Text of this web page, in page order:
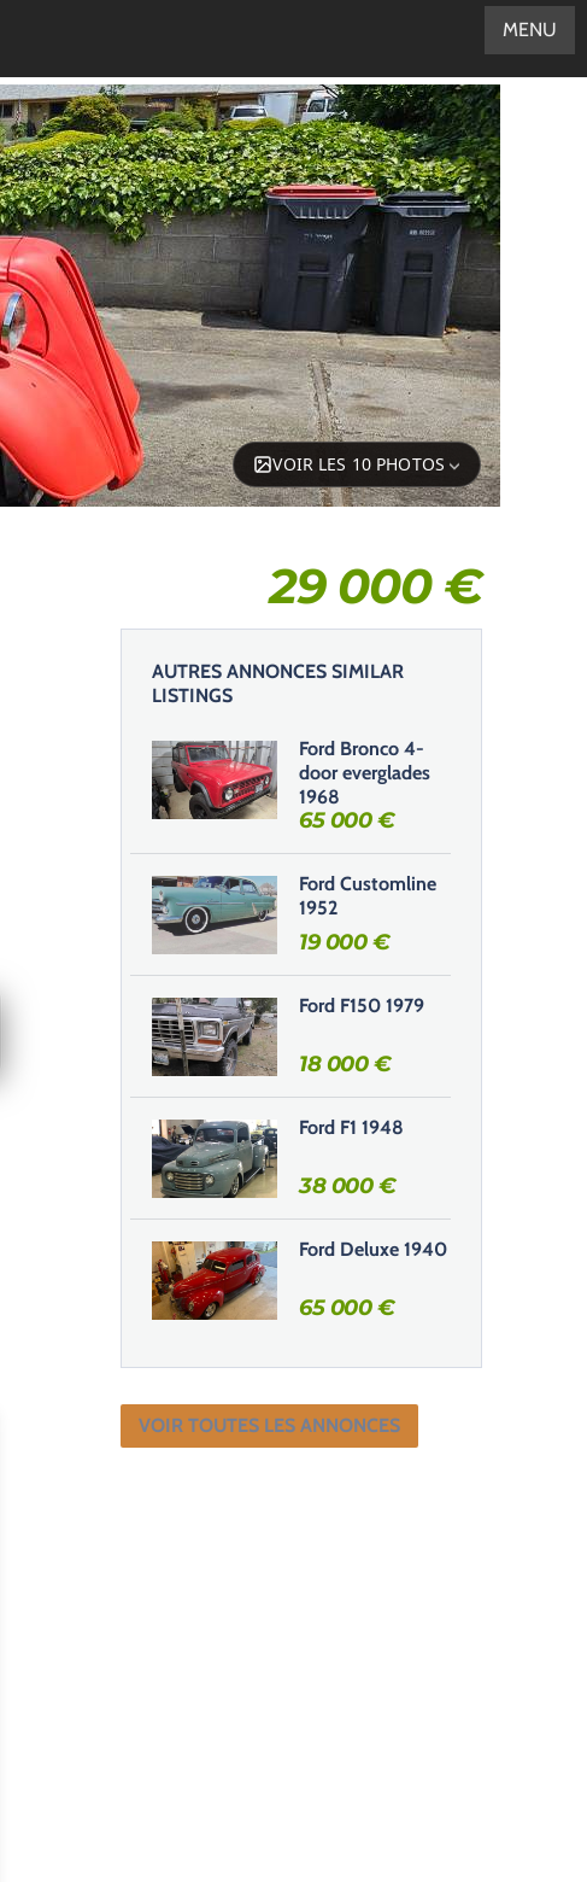
VOIR LES 10 PHOTOS
29 000€
AUTRES ANNONCES SIMILAR
LISTINGS
Ford Bronco 4-
door everglades
1968
65 000€
Ford Customline
1952
19 000€
Ford F150 1979
18 000€
Ford F1 1948
38 000€
Ford Deluxe 1940
65 000€
VOIR TOUTES LES ANNONCES
MENU